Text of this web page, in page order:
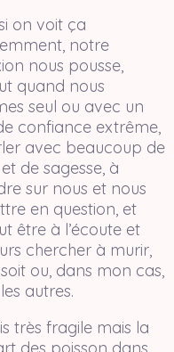
on voit ça
notre
nous pousse,
quand nous
seul ou avec un
confiance extrême,
avec beaucoup de
de sagesse, à
sur nous et nous
en question, et
être à l’écoute et
chercher à murir,
ou, dans mon cas,
autres.
très fragile mais la